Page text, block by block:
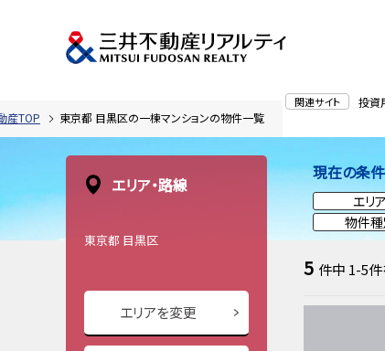
関連サイト 投資
産TOP 東京都 目黒区の一棟マンションの物件一覧
現在の条
エリア
物件種
5 件中 1-5
エリア・路線
東京都 目黒区
エリアを変更